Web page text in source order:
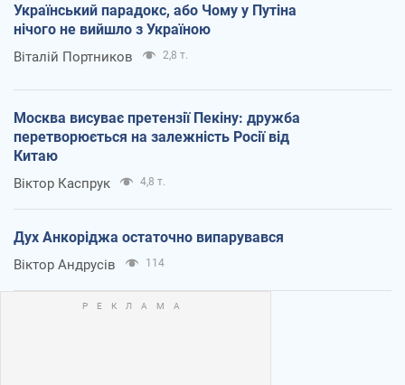
Український парадокс, або Чому у Путіна
нічого не вийшло з Україною
Віталій Портников 2,8 т.
Москва висуває претензії Пекіну: дружба
перетворюється на залежність Росії від
Китаю
Віктор Каспрук 4,8 т.
Дух Анкоріджа остаточно випарувався
Віктор Андрусів 114